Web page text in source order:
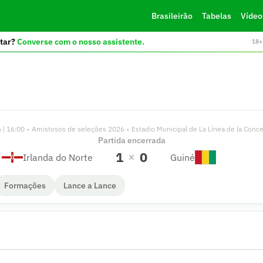
Brasileirão Tabelas
Converse com o nosso assistente.
| 16:00 • Amistosos de seleções 2026 • Estadio Municipal de La Línea de la
Partida encerrada
Irlanda do Norte 1 0 Guiné
Formações Lance a Lance